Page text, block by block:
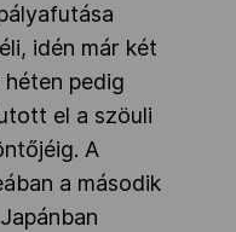
idén már két
pedig
el a szöuli
A
a második